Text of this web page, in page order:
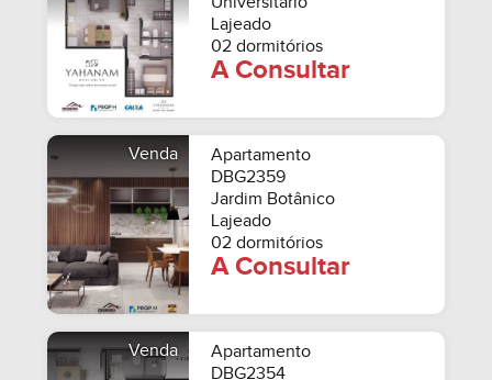
Lajeado
02 dormitórios
A Consultar
Venda
Apartamento
DBG2359
Jardim Botânico
Lajeado
02 dormitórios
A Consultar
Venda
Apartamento
DBG2354